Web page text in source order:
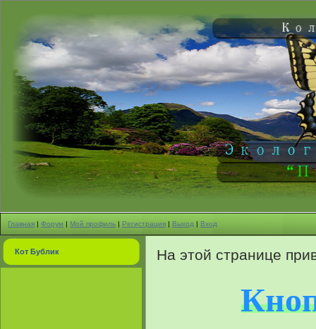
Главная | Форум | Мой профиль | Регистрация | Выход | Вход
Кот Бублик На этой странице